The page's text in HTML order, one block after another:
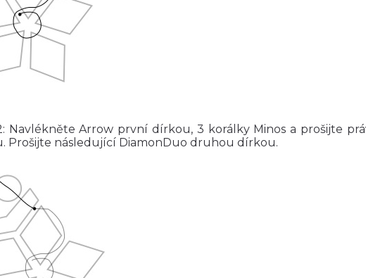
Navlékněte Arrow první dírkou, 3 korálky Minos a prošijte
Prošijte následující DiamonDuo druhou dírkou.